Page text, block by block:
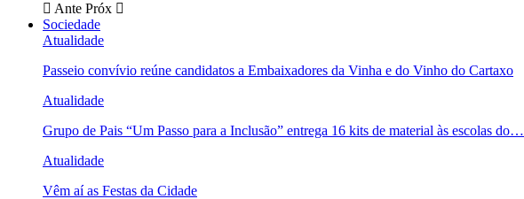
Ante Próx
Sociedade
Atualidade
Passeio convívio reúne candidatos a Embaixadores da Vinha e do Vinho do Cartaxo
Atualidade
Grupo de Pais “Um Passo para a Inclusão” entrega 16 kits de material às escolas do…
Atualidade
Vêm aí as Festas da Cidade